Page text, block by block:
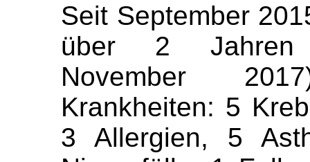
Seit September
über 2 Jahren
November
Krankheiten: 5
3 Allergien, 5